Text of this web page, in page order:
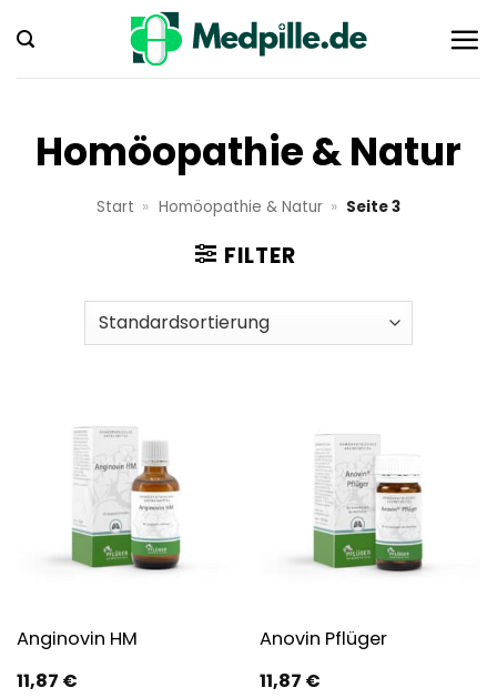
Inhalt
springen
Homöopathie & Natur
Start » Homöopathie & Natur » Seite 3
FILTER
Anginovin HM
11,87 €
Anovin Pflüger
11,87 €